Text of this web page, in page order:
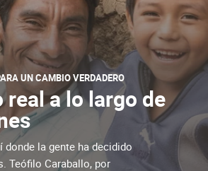
UN CAMBIO VERDADERO
real a lo largo de
la gente ha decidido
Teófilo Caraballo, por